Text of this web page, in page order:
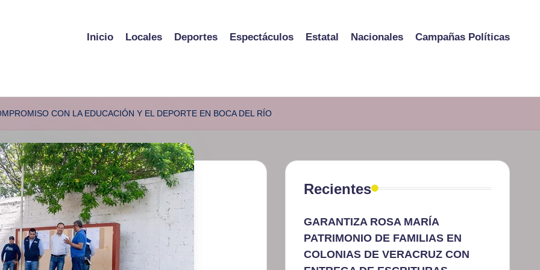
Inicio Locales Deportes Espectáculos Estatal Nacionales Campañas Políticas
CON LA EDUCACIÓN Y EL DEPORTE EN BOCA DEL RÍO
Recientes
GARANTIZA ROSA MARÍA
PATRIMONIO DE FAMILIAS EN
COLONIAS DE VERACRUZ CON